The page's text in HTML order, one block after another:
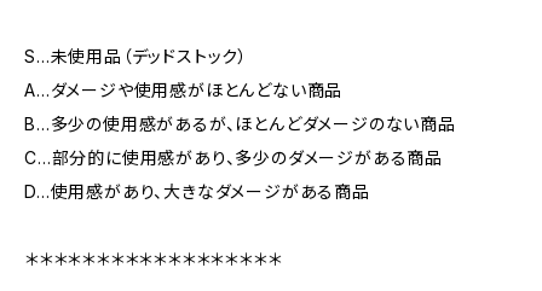
S…未使用品（デッドストック）
A…ダメージや使用感がほとんどない商品
B…多少の使用感があるが、ほとんどダメージのない商品
C…部分的に使用感があり、多少のダメージがある商品
D…使用感があり、大きなダメージがある商品
＊＊＊＊＊＊＊＊＊＊＊＊＊＊＊＊＊＊